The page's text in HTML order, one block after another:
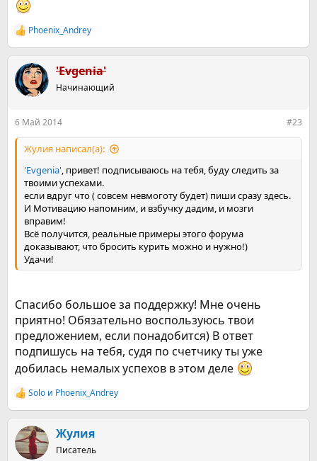
Р
е
к
ц
и
Phoenix_Andrey
'Evgenia'
Начинающий
6 Май 2014 #23
Жулия написал(а):
'Evgenia', привет! подписываюсь на тебя, буду следить за
твоими успехами.
если вдруг что ( совсем невмоготу будет) пиши сразу здесь.
И Мотивацию напомним, и взбучку дадим, и мозги
вправим!
Всё получится, реальные примеры этого форума
доказывают, что бросить курить можно и нужно!)
Удачи!
Спасибо большое за поддержку! Мне очень
приятно! Обязательно воспользуюсь твои
предложением, если понадобится) В ответ
подпишусь на тебя, судя по счетчику ты уже
добилась немалых успехов в этом деле
Р
е
к
ц
и
Solo и Phoenix_Andrey
Жулия
Писатель